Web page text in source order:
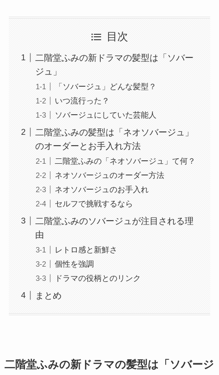
目次
二階堂ふみの新ドラマの髪型は「ソバー
ジュ」
「ソバージュ」どんな髪型？
いつ流行った？
ソバージュにしていた芸能人
二階堂ふみの髪型は「ネオソバージュ」
のオーダーとお手入れ方法
二階堂ふみの「ネオソバージュ」て何？
ネオソバージュのオーダー方法
ネオソバージュのお手入れ
セルフで挑戦するなら
二階堂ふみのソバージュが注目される理
由
レトロ感と新鮮さ
個性を強調
ドラマの役柄とのリンク
まとめ
二階堂ふみの新ドラマの髪型は「ソバージ